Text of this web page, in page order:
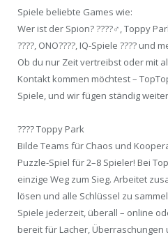
Spiele beliebte Games wie:
Wer ist der Spion? ????️‍♂️, Toppy
????, ONO????, IQ-Spiele ???? und
Ob du nur Zeit vertreibst oder mit
Kontakt kommen möchtest –
Spiele, und wir fügen ständig
???? Toppy Park
Bilde Teams für Chaos und
Puzzle-Spiel für 2–8 Spieler! Bei
einzige Weg zum Sieg. Arbeitet
lösen und alle Schlüssel zu
Spiele jederzeit, überall – online
bereit für Lacher, Überraschungen